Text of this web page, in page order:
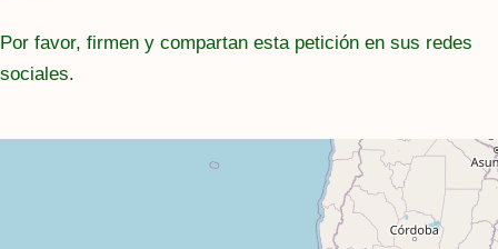
Por favor, firmen y compartan esta petición en sus redes
sociales.